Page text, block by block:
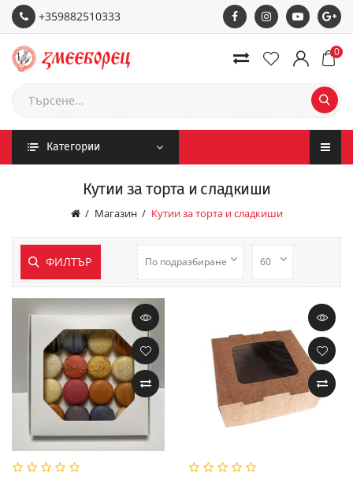
+359882510333
0
Категории
Кутии за торта и сладкиши
Магазин Кутии за торта и сладкиши
ФИЛТЪР